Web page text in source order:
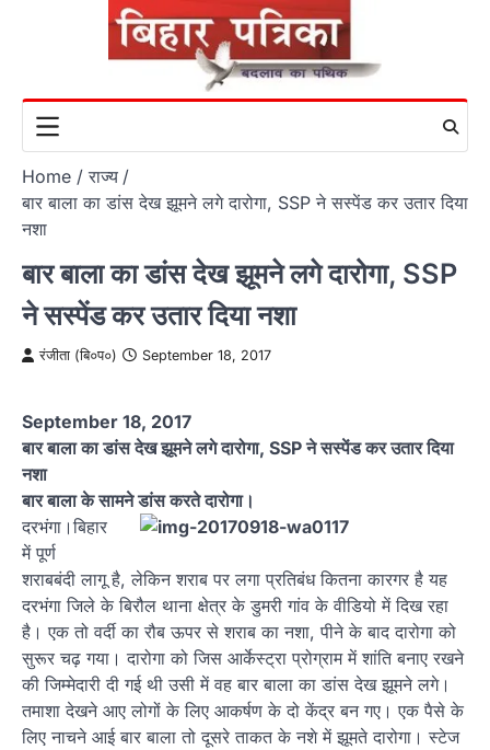
Home
राज्य
बार बाला का डांस देख झूमने लगे दारोगा, SSP ने सस्पेंड कर उतार दिया
नशा
बार बाला का डांस देख झूमने लगे दारोगा, SSP
ने सस्पेंड कर उतार दिया नशा
रंजीता (बि०प०) September 18, 2017
September 18, 2017
बार बाला का डांस देख झूमने लगे दारोगा, SSP ने सस्पेंड कर उतार दिया
नशा
बार बाला के सामने डांस करते दारोगा।
दरभंगा।बिहार
में पूर्ण
शराबबंदी लागू है, लेकिन शराब पर लगा प्रतिबंध कितना कारगर है यह
दरभंगा जिले के बिरौल थाना क्षेत्र के डुमरी गांव के वीडियो में दिख रहा
है। एक तो वर्दी का रौब ऊपर से शराब का नशा, पीने के बाद दारोगा को
सुरूर चढ़ गया। दारोगा को जिस आर्केस्ट्रा प्रोग्राम में शांति बनाए रखने
की जिम्मेदारी दी गई थी उसी में वह बार बाला का डांस देख झूमने लगे।
तमाशा देखने आए लोगों के लिए आकर्षण के दो केंद्र बन गए। एक पैसे के
लिए नाचने आई बार बाला तो दूसरे ताकत के नशे में झूमते दारोगा। स्टेज